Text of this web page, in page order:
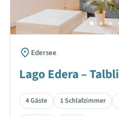
Edersee
Lago Edera –
4 Gäste 1 Schlafzimmer